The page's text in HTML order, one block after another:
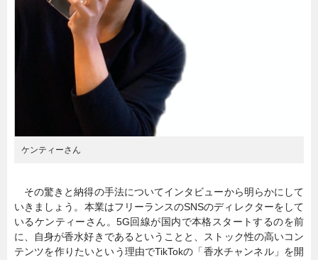
ケンティーさん
その驚きと納得の手法についてインタビューから明らかにして
いきましょう。本業はフリーランスのSNSのディレクターをして
いるケンティーさん。5G回線が国内で本格スタートするのを前
に、自身が香水好きであるということと、ストック性の高いコン
テンツを作りたいという理由でTikTokの「香水チャンネル」を開